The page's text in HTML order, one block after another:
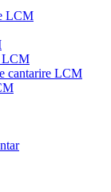
LCM
LCM
cantarire LCM